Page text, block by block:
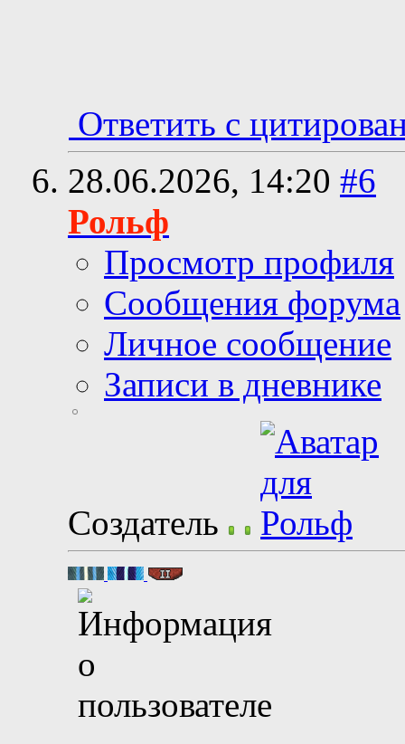
Ответить с
28.06.2026, 14:20 #6
Рольф
Просмотр профиля
Сообщения форума
Личное сообщение
Записи в дневнике
Создатель